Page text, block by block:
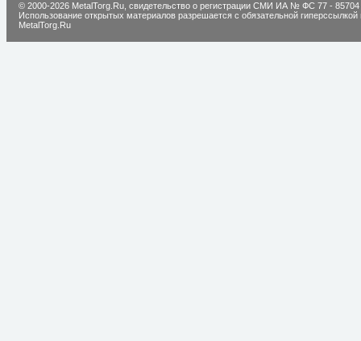
© 2000-2026 MetalTorg.Ru, cвидетельство о регистрации СМИ ИА № ФС 77 - 85704
Использование открытых материалов разрешается с обязательной гиперссылкой
MetalTorg.Ru